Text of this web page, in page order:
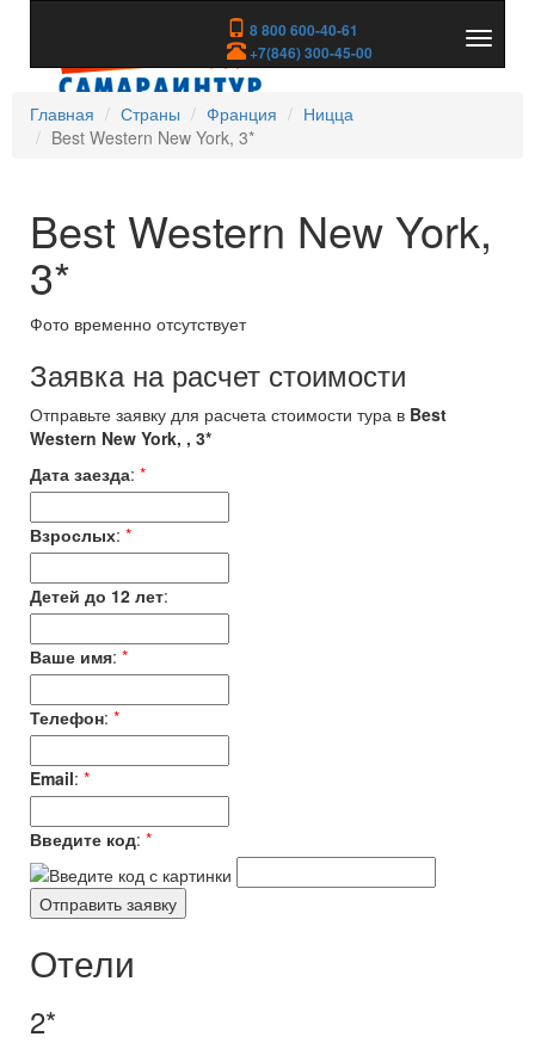
8 800 600-40-61
+7(846) 300-45-00
скрыть
Главная
Страны Франция
Ницца
Best Western New York, 3*
Best Western New York,
3*
Фото временно отсутствует
Заявка на расчет стоимости
Отправьте заявку для расчета стоимости тура в Best
Western New York, , 3*
Дата заезда: *
Взрослых: *
Детей до 12 лет:
Ваше имя: *
Телефон: *
Email: *
Введите код: *
Отели
2*